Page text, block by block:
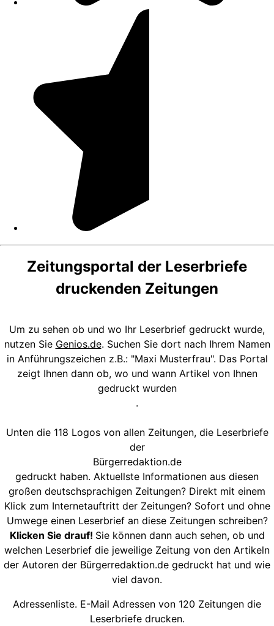
Zeitungsportal der Leserbriefe
druckenden Zeitungen
Um zu sehen ob und wo Ihr Leserbrief gedruckt wurde,
nutzen Sie Genios.de. Suchen Sie dort nach Ihrem Namen
in Anführungszeichen z.B.: "Maxi Musterfrau". Das Portal
zeigt Ihnen dann ob, wo und wann Artikel von Ihnen
gedruckt wurden
.
Unten die 118 Logos von allen Zeitungen, die Leserbriefe
der
Bürgerredaktion.de
gedruckt haben. Aktuellste Informationen aus diesen
großen deutschsprachigen Zeitungen? Direkt mit einem
Klick zum Internetauftritt der Zeitungen? Sofort und ohne
Umwege einen Leserbrief an diese Zeitungen schreiben?
Klicken Sie drauf! Sie können dann auch sehen, ob und
welchen Leserbrief die jeweilige Zeitung von den Artikeln
der Autoren der Bürgerredaktion.de gedruckt hat und wie
viel davon.
Adressenliste. E-Mail Adressen von 120 Zeitungen die
Leserbriefe drucken.